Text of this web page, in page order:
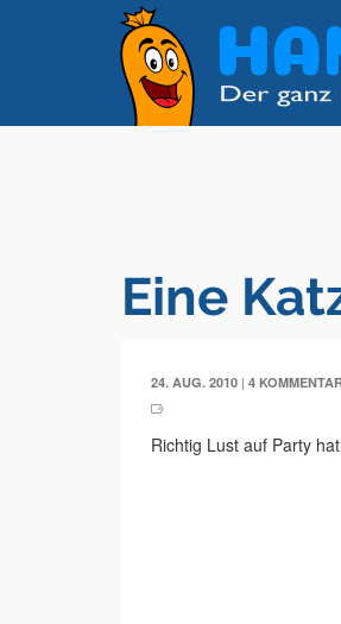
Eine
24. AUG. 2010 | 4
Richtig Lust auf Party